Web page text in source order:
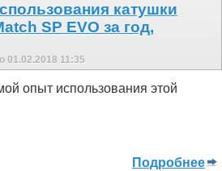
катушки
SP EVO за год,
01.02.2018 11:35
опыт использования этой
Подробнее